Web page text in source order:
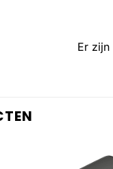
Er